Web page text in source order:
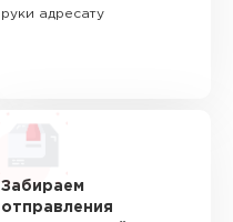
руки адресату
Забираем
отправления